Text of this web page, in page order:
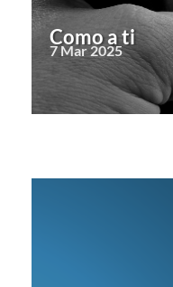
Como a ti
7 Mar 2025